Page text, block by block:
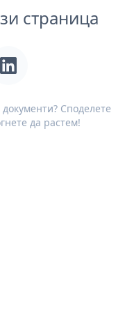
страница
Споделете
да растем!